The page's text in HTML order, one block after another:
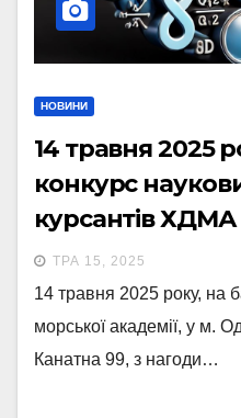
НОВИНИ
14 травня 2025
конкурс
курсантів ХДМА
ТРА 15, 2025
14 травня 2025 року, на
морської академії, у м.
Канатна 99, з нагоди…